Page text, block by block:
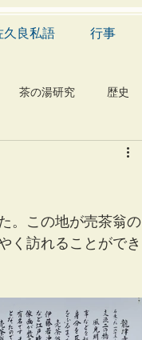
久良私語 行事
茶の湯研究 歴史
食文化
芸能 茶道具
。この地が売茶翁の
く訪れることができ